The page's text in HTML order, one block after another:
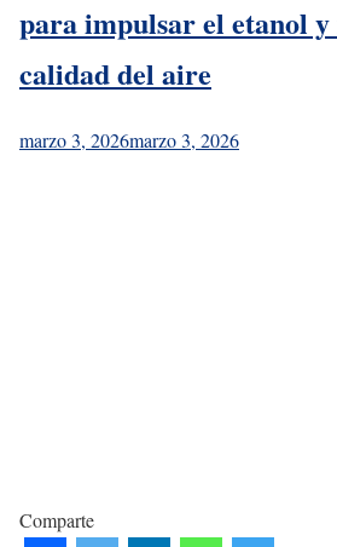
para impulsar el etanol
calidad del aire
marzo 3, 2026marzo 3, 2026
Comparte